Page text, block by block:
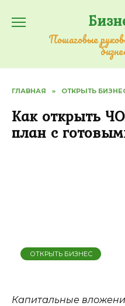
содержаниюПошаговые
ГЛАВНАЯ » ОТКРЫТЬ
Как открыть
план с
ОТКРЫТЬ БИЗНЕС
Капитальные